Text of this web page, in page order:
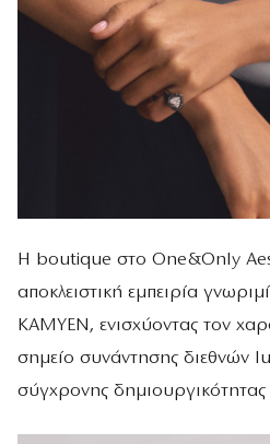
Η boutique στο One&Only
αποκλειστική εμπειρία
KAMYEN, ενισχύοντας τον
σημείο συνάντησης διεθνών
σύγχρονης